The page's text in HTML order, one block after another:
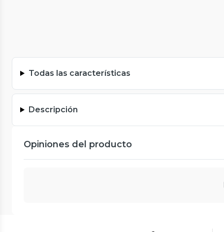
Todas las características
Descripción
Opiniones del producto